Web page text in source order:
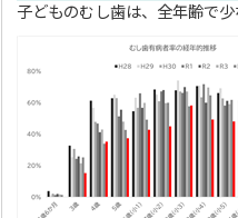
子どものむし歯は、全年齢で